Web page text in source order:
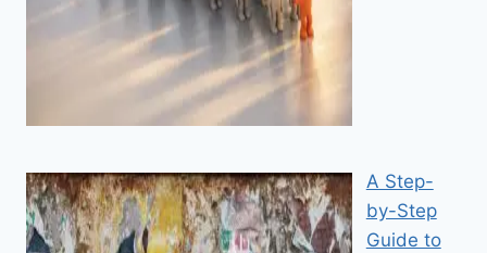
A Step-
by-Step
Guide to